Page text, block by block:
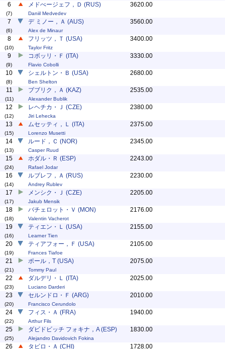
6
(7)
メドべージェフ，Ｄ (RUS)
Daniil Medvedev
3620.00
7
(6)
デ ミノー，Ａ (AUS)
Alex de Minaur
3560.00
8
(10)
フリッツ，Ｔ (USA)
Taylor Fritz
3400.00
9
(9)
コボッリ・Ｆ (ITA)
Flavio Cobolli
3330.00
10
(8)
シェルトン・Ｂ (USA)
Ben Shelton
2680.00
11
(11)
ブブリク，Ａ (KAZ)
Alexander Bublik
2535.00
12
(12)
レヘチカ・Ｊ (CZE)
Jiri Lehecka
2380.00
13
(15)
ムセッティ，Ｌ (ITA)
Lorenzo Musetti
2375.00
14
(13)
ルード，Ｃ (NOR)
Casper Ruud
2345.00
15
(24)
ホダル・Ｒ (ESP)
Rafael Jodar
2243.00
16
(14)
ルブレフ，Ａ (RUS)
Andrey Rublev
2230.00
17
(17)
メンシク・Ｊ (CZE)
Jakub Mensik
2205.00
18
(18)
バチェロット・Ｖ (MON)
Valentin Vacherot
2176.00
19
(16)
ティエン・Ｌ (USA)
Learner Tien
2155.00
20
(19)
ティアフォー，Ｆ (USA)
Frances Tiafoe
2105.00
21
(21)
ポール，T (USA)
Tommy Paul
2075.00
22
(23)
ダルデリ・Ｌ (ITA)
Luciano Darderi
2025.00
23
(20)
セルンドロ・Ｆ (ARG)
Francisco Cerundolo
2010.00
24
(22)
フィス・Ａ (FRA)
Arthur Fils
1940.00
25
(25)
ダビドビッチ フォキナ，A (ESP)
Alejandro Davidovich Fokina
1830.00
26 タビロ・Ａ (CHI) 1728.00